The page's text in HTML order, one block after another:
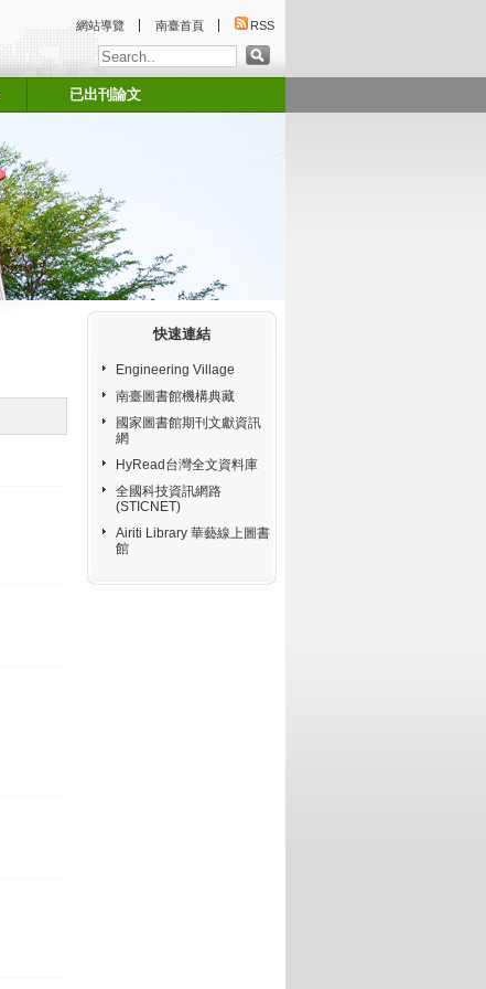
網站導覽 南臺首頁 RSS
已出刊論文
快速連結
Engineering Village
南臺圖書館機構典藏
國家圖書館期刊文獻資訊
網
HyRead台灣全文資料庫
全國科技資訊網路
(STICNET)
Airiti Library 華藝線上圖書
館